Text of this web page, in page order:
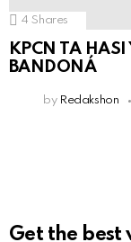
4 Shares
KPCN TA
BANDONÁ
by Redakshon
Get the